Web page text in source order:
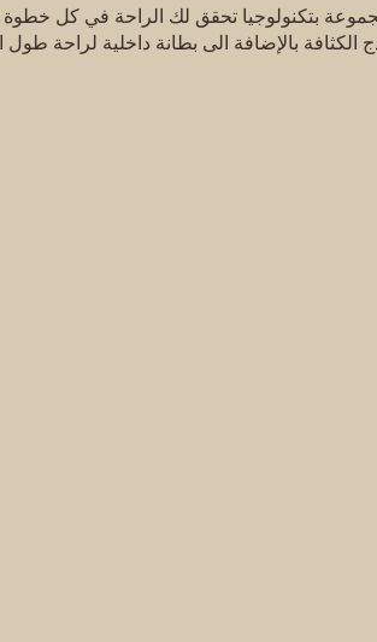
بتكنولوجيا تحقق لك الراحة في كل
الكثافة بالإضافة الى بطانة داخلية لراحة طول